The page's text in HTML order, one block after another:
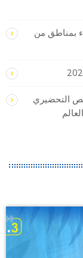
بمناطق من
التحضيري